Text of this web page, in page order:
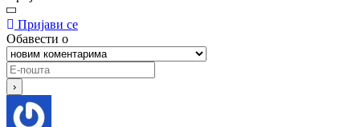
Пријави се
Обавести о